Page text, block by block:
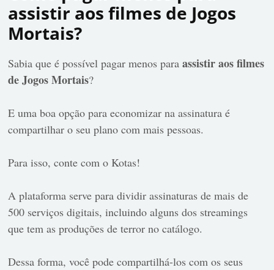
assistir aos filmes de Jogos
Mortais?
Sabia que é possível pagar menos paraassistir aos filmes
de Jogos Mortais?
E uma boa opção para economizar na assinatura é
compartilhar o seu plano com mais pessoas.
Para isso, conte com o Kotas!
A plataforma serve para dividir assinaturas de mais de
500 serviços digitais, incluindo alguns dos streamings
que tem as produções de terror no catálogo.
Dessa forma, você pode compartilhá-los com os seus